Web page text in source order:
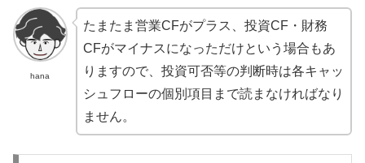
hana
たまたま営業CFがプラス、投資CF・財務
CFがマイナスになっただけという場合もあ
りますので、投資可否等の判断時は各キャッ
シュフローの個別項目まで読まなければなり
ません。